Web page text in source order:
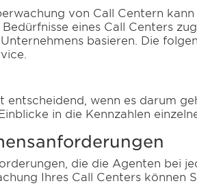
von Call Centern
eines Call Centers
basieren. Die
entscheidend, wenn es darum
in die Kennzahlen
die die Agenten bei
Ihres Call Centers können